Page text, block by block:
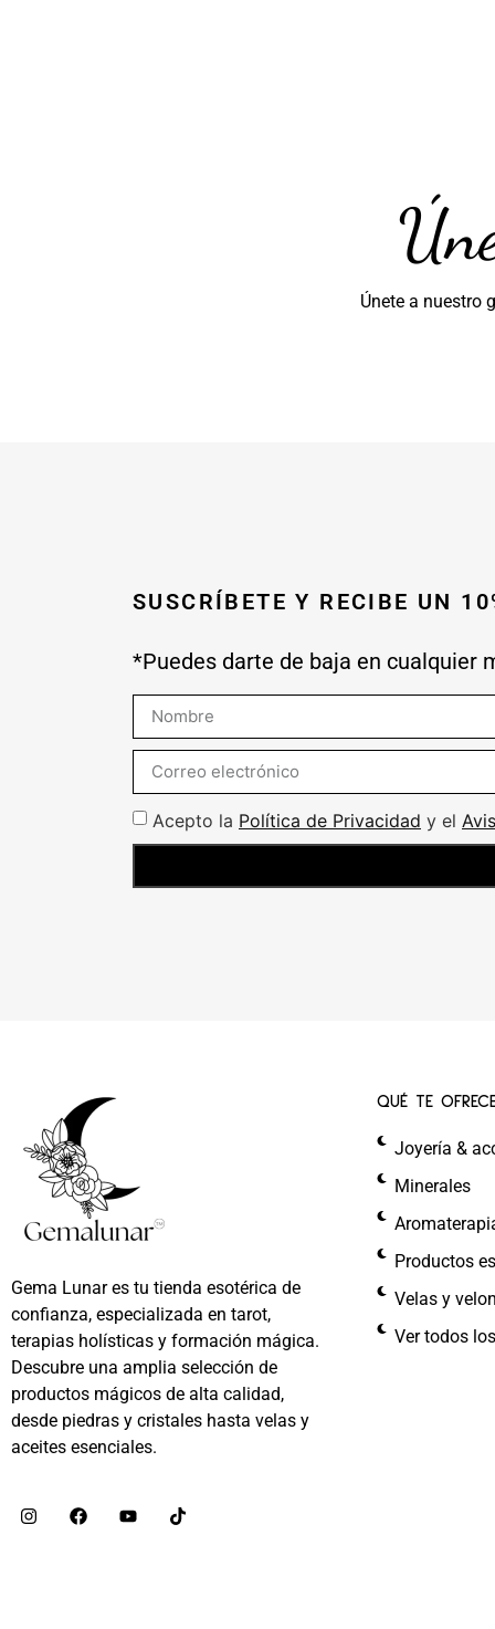
Únete a nuestro
SUSCRÍBETE Y RECIBE UN
*Puedes darte de baja en cualquier
Acepto la Política de Privacidad y el
Gema Lunar es tu tienda esotérica de
confianza, especializada en tarot,
terapias holísticas y formación mágica.
Descubre una amplia selección de
productos mágicos de alta calidad,
desde piedras y cristales hasta velas y
aceites esenciales.
QUÉ TE
Joyería &
Minerales
Productos
Velas y
Ver todos